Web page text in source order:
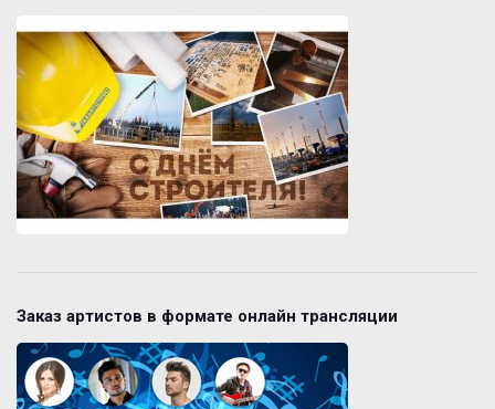
Заказ артистов в формате онлайн трансляции